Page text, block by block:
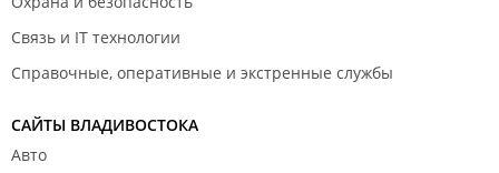
Связь и IT технологии
Справочные, оперативные и экстренные службы
САЙТЫ ВЛАДИВОСТОКА
Авто